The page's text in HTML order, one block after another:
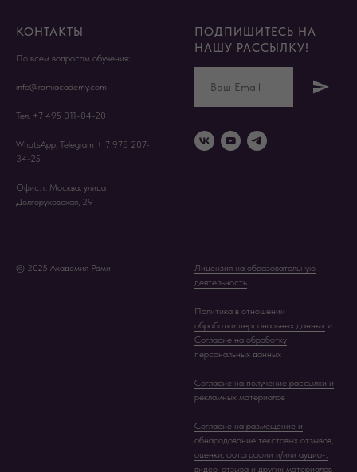
КОНТАКТЫ
По всем вопросам обучения:
info@ramiacademy.com
Тел. +7 495 011-04-20
WhatsApp, Telegram + 7 978 207-
34-25
Офис: г. Москва, улица
Долгоруковская, 29
ПОДПИШИТЕСЬ НА
НАШУ РАССЫЛКУ!
© 2025 Академия Рами
Лицензия на образовательную
деятельность
Политика в отношении
обработки персональных данных и
Согласие на обработку
персональных данных
Согласие на получение рассылки и
рекламных материалов
Согласие на размещение и
обнародование текстовых отзывов,
оценки, фотографии и/или аудио-,
видео-отзыва и других материалов